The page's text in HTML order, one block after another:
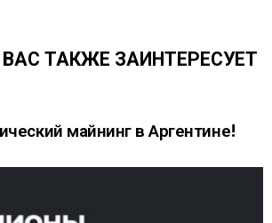
ТАКЖЕ ЗАИНТЕРЕСУЕТ
майнинг в Аргентине!